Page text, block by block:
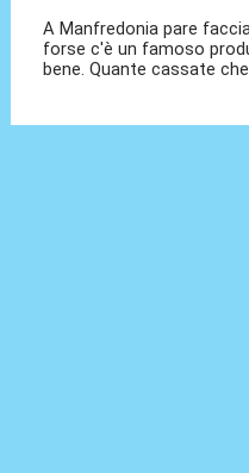
A Manfredonia pare
forse c'è un famoso
bene. Quante cassate